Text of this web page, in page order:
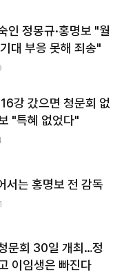
인 정몽규·홍명보 "월
대 부응 못해 죄송"
"특혜 없었다"
들어서는 홍명보 전 감독
문회 30일 개최…정
이임생은 빠진다